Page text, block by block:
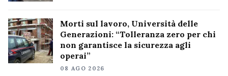
Morti sul lavoro, Università delle
Generazioni: “Tolleranza zero per chi
non garantisce la sicurezza agli
operai”
08 AGO 2026